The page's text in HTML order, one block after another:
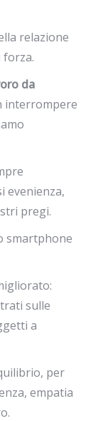
relazione
da
interrompere
evenienza,
pregi.
smartphone
sulle
a
per
empatia